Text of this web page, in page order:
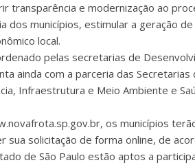
transparência e modernização ao
dos municípios, estimular a geração
local.
pelas secretarias de
ainda com a parceria das
Infraestrutura e Meio Ambiente e
os municípios
sua solicitação de forma online, de
de São Paulo estão aptos a